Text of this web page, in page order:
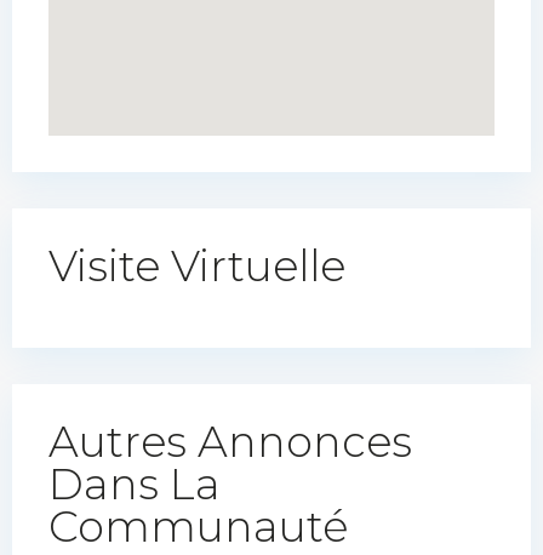
Visite Virtuelle
Autres Annonces
Dans La
Communauté​